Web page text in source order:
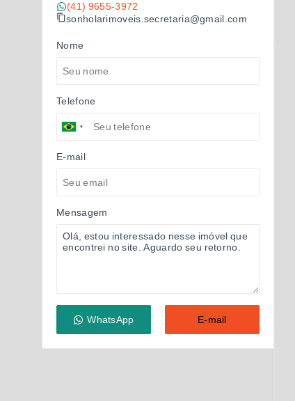
(41) 9655-3972
sonholarimoveis.secretaria@gmail.com
Nome
Telefone
E-mail
Mensagem
WhatsApp E-mail